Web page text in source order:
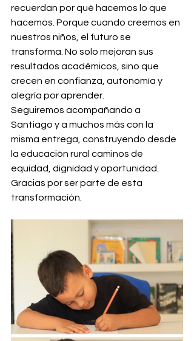
recuerdan por qué hacemos lo que
hacemos. Porque cuando creemos en
nuestros niños, el futuro se
transforma. No solo mejoran sus
resultados académicos, sino que
crecen en confianza, autonomía y
alegría por aprender.
Seguiremos acompañando a
Santiago y a muchos más con la
misma entrega, construyendo desde
la educación rural caminos de
equidad, dignidad y oportunidad.
Gracias por ser parte de esta
transformación.